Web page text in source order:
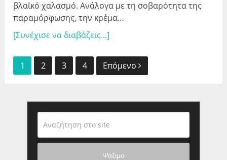
βλαϊκό χαλασμό. Ανάλογα με τη σοβαρότητα της
παραμόρφωσης, την κρέμα…
[Συνέχισε να διαβάζεις...]
Πλοήγηση
1 2 3 4 Επόμενο
Ψάξιμο